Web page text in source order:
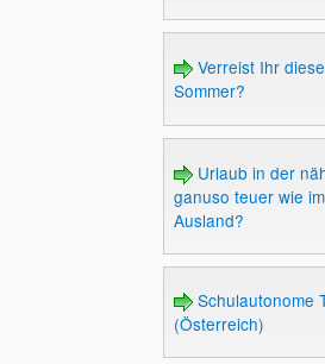
Verreist Ihr
Sommer?
Urlaub in der
ganuso teuer wie im
Ausland?
Schulautonome
(Österreich)